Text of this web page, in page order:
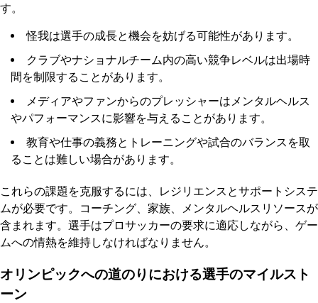
す。
怪我は選手の成長と機会を妨げる可能性があります。
クラブやナショナルチーム内の高い競争レベルは出場時
間を制限することがあります。
メディアやファンからのプレッシャーはメンタルヘルス
やパフォーマンスに影響を与えることがあります。
教育や仕事の義務とトレーニングや試合のバランスを取
ることは難しい場合があります。
これらの課題を克服するには、レジリエンスとサポートシステ
ムが必要です。コーチング、家族、メンタルヘルスリソースが
含まれます。選手はプロサッカーの要求に適応しながら、ゲー
ムへの情熱を維持しなければなりません。
オリンピックへの道のりにおける選手のマイルスト
ーン